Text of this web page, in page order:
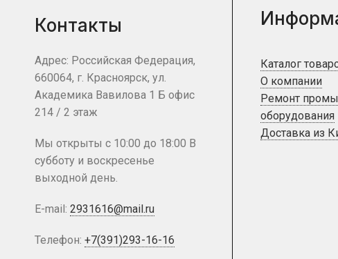
Контакты
Адрес: Российская Федерация,
660064, г. Красноярск, ул.
Академика Вавилова 1 Б офис
214 / 2 этаж
Мы открыты с 10:00 до 18:00 В
субботу и воскресенье
выходной день.
E-mail: 2931616@mail.ru
Телефон: +7(391)293-16-16
Каталог
О компании
Ремонт
оборудования
Доставка из